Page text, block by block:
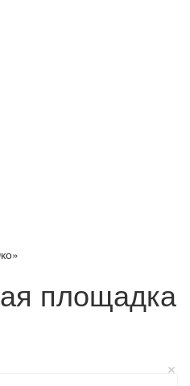
площадка